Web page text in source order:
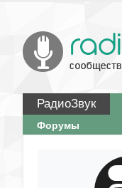
РадиоЗвук
Форумы